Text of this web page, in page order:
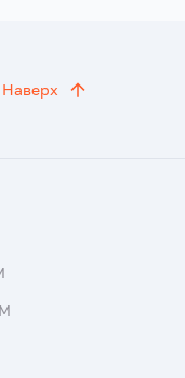
Наверх